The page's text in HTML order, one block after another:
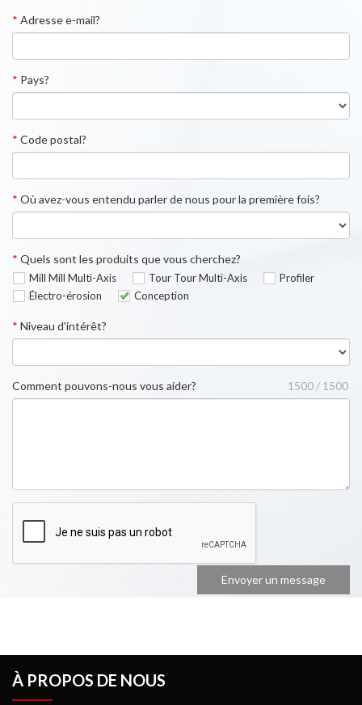
* Adresse e-mail?
* Pays?
* Code postal?
* Où avez-vous entendu parler de nous pour la première fois?
* Quels sont les produits que vous cherchez?
Mill Mill Multi-Axis Tour Tour Multi-Axis
Profiler
Électro-érosion
Conception
* Niveau d'intérêt?
Comment pouvons-nous vous aider? 1500 / 1500
À PROPOS DE NOUS